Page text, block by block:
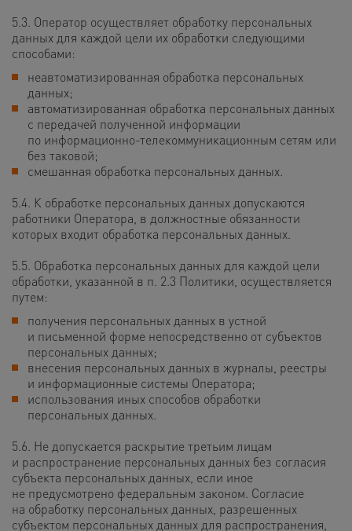
5.3. Оператор осуществляет обработку персональных
данных для каждой цели их обработки следующими
способами:
неавтоматизированная обработка персональных
данных;
автоматизированная обработка персональных данных
с передачей полученной информации
по информационно-телекоммуникационным сетям или
без таковой;
смешанная обработка персональных данных.
5.4. К обработке персональных данных допускаются
работники Оператора, в должностные обязанности
которых входит обработка персональных данных.
5.5. Обработка персональных данных для каждой цели
обработки, указанной в п. 2.3 Политики, осуществляется
путем:
получения персональных данных в устной
и письменной форме непосредственно от субъектов
персональных данных;
внесения персональных данных в журналы, реестры
и информационные системы Оператора;
использования иных способов обработки
персональных данных.
5.6. Не допускается раскрытие третьим лицам
и распространение персональных данных без согласия
субъекта персональных данных, если иное
не предусмотрено федеральным законом. Согласие
на обработку персональных данных, разрешенных
субъектом персональных данных для распространения,